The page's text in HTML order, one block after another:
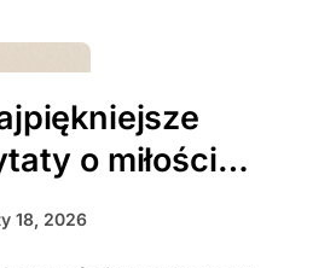
o miłości
wykorzystania
18, 2026